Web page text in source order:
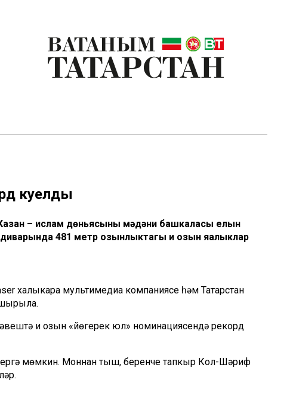
куелды
– ислам дөньясының мәдәни башкаласы елын
481 метр озынлыктагы иң озын яңалыклар
халыкара мультимедиа компаниясе һәм Татарстан
иң озын «йөгерек юл» номинациясендә рекорд
мөмкин. Моннан тыш, беренче тапкыр Кол-Шәриф